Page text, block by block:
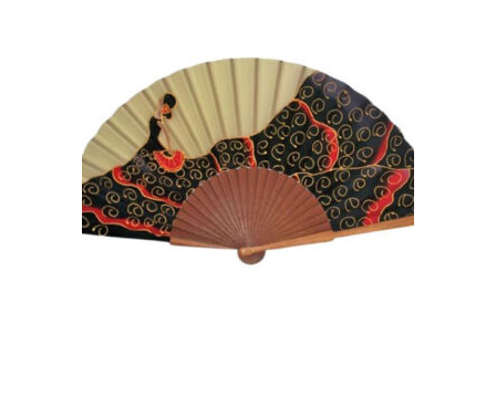
ABANICO DE SEDA PINTADO
A MANO FLAMENCA BATA
DE COLA
105,00 €